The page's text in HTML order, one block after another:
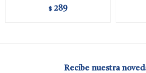
$ 289
Recibe nuestra